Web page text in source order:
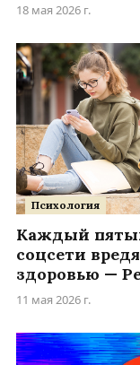
18 мая 2026 г.
Психология
Каждый
соцсети
здоровью —
11 мая 2026 г.